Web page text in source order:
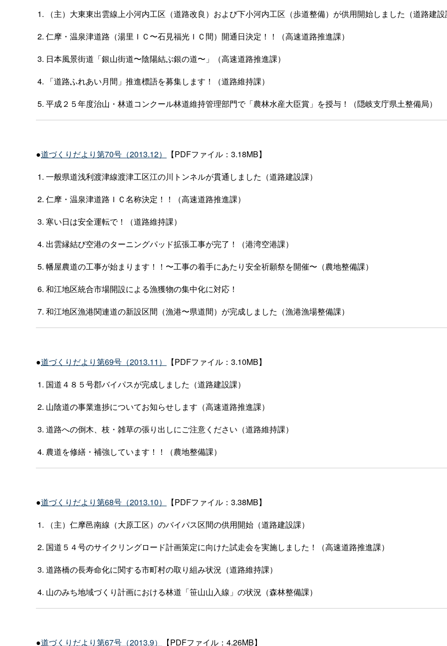
（主）大東東出雲線上小河内工区（道路改良）および下小河内工区（歩道整備）が供用開始しました（道路建
仁摩・温泉津道路（湯里ＩＣ〜石見福光ＩＣ間）開通日決定！！（高速道路推進課）
日本風景街道「銀山街道〜陰陽結ぶ銀の道〜」（高速道路推進課）
「道路ふれあい月間」推進標語を募集します！（道路維持課）
平成２５年度治山・林道コンクール林道維持管理部門で「農林水産大臣賞」を授与！（隠岐支庁県土整備局）
●道づくりだより第70号（2013.12）
【PDFファイル：3.18MB】
一般県道浅利渡津線渡津工区江の川トンネルが貫通しました（道路建設課）
仁摩・温泉津道路ＩＣ名称決定！！（高速道路推進課）
寒い日は安全運転で！（道路維持課）
出雲縁結び空港のターニングパッド拡張工事が完了！（港湾空港課）
幡屋農道の工事が始まります！！〜工事の着手にあたり安全祈願祭を開催〜（農地整備課）
和江地区統合市場開設による漁獲物の集中化に対応！
和江地区漁港関連道の新設区間（漁港〜県道間）が完成しました（漁港漁場整備課）
●道づくりだより第69号（2013.11）
【PDFファイル：3.10MB】
国道４８５号郡バイパスが完成しました（道路建設課）
山陰道の事業進捗についてお知らせします（高速道路推進課）
道路への倒木、枝・雑草の張り出しにご注意ください（道路維持課）
農道を修繕・補強しています！！（農地整備課）
●道づくりだより第68号（2013.10）
【PDFファイル：3.38MB】
（主）仁摩邑南線（大原工区）のバイパス区間の供用開始（道路建設課）
国道５４号のサイクリングロード計画策定に向けた試走会を実施しました！（高速道路推進課）
道路橋の長寿命化に関する市町村の取り組み状況（道路維持課）
山のみち地域づくり計画における林道「笹山山入線」の状況（森林整備課）
●道づくりだより第67号（2013.9）
【PDFファイル：4.26MB】